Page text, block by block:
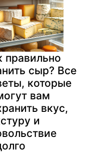
правильно
сыр? Все
которые
вам
вкус,
и